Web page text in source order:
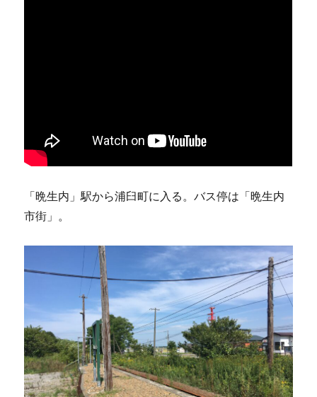
「晩生内」駅から浦臼町に入る。バス停は「晩生内
市街」。